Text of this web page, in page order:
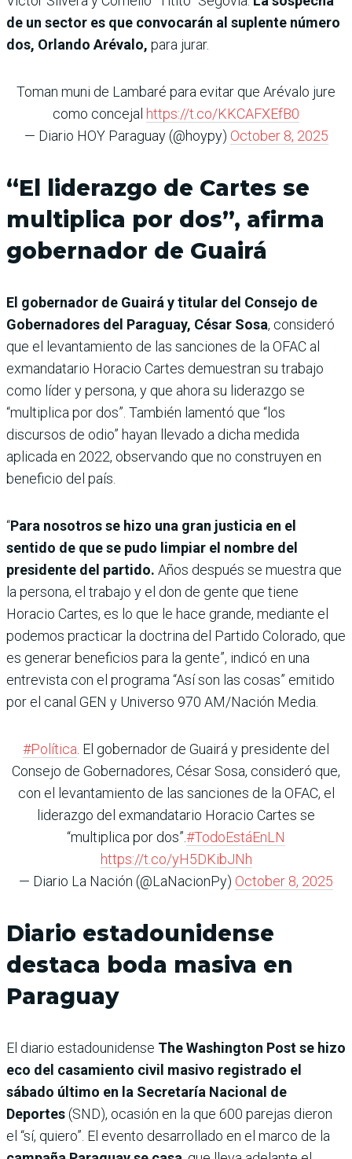
de un sector es que convocarán al suplente número
dos, Orlando Arévalo, para jurar.
Toman muni de Lambaré para evitar que Arévalo jure
como concejal https://t.co/KKCAFXEfB0
— Diario HOY Paraguay (@hoypy) October 8, 2025
“El liderazgo de Cartes se
multiplica por dos”, afirma
gobernador de Guairá
El gobernador de Guairá y titular del Consejo de
Gobernadores del Paraguay, César Sosa, consideró
que el levantamiento de las sanciones de la OFAC al
exmandatario Horacio Cartes demuestran su trabajo
como líder y persona, y que ahora su liderazgo se
“multiplica por dos”. También lamentó que “los
discursos de odio” hayan llevado a dicha medida
aplicada en 2022, observando que no construyen en
beneficio del país.
“Para nosotros se hizo una gran justicia en el
sentido de que se pudo limpiar el nombre del
presidente del partido. Años después se muestra que
la persona, el trabajo y el don de gente que tiene
Horacio Cartes, es lo que le hace grande, mediante el
podemos practicar la doctrina del Partido Colorado, que
es generar beneficios para la gente”, indicó en una
entrevista con el programa “Así son las cosas” emitido
por el canal GEN y Universo 970 AM/Nación Media.
#Política. El gobernador de Guairá y presidente del
Consejo de Gobernadores, César Sosa, consideró que,
con el levantamiento de las sanciones de la OFAC, el
liderazgo del exmandatario Horacio Cartes se
“multiplica por dos”.#TodoEstáEnLN
https://t.co/yH5DKibJNh
— Diario La Nación (@LaNacionPy) October 8, 2025
Diario estadounidense
destaca boda masiva en
Paraguay
El diario estadounidense The Washington Post se hizo
eco del casamiento civil masivo registrado el
sábado último en la Secretaría Nacional de
Deportes(SND), ocasión en la que 600 parejas dieron
el “sí, quiero”. El evento desarrollado en el marco de la